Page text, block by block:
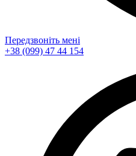
Передзвоніть мені
+38 (099) 47 44 154